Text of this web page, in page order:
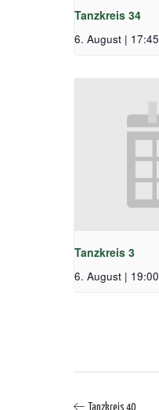
Tanzkreis 34
6. August | 17:45
Tanzkreis 3
6. August | 19:00
Tanzkreis 40